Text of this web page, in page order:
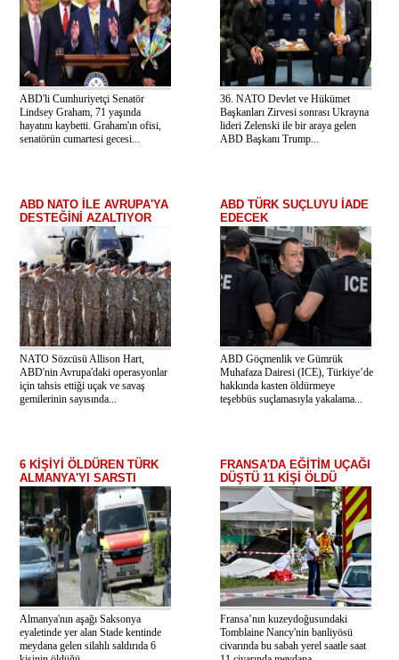
ABD'li Cumhuriyetçi Senatör
Lindsey Graham, 71 yaşında
hayatını kaybetti. Graham'ın ofisi,
senatörün cumartesi gecesi...
36. NATO Devlet ve Hükümet
Başkanları Zirvesi sonrası Ukrayna
lideri Zelenski ile bir araya gelen
ABD Başkanı Trump...
ABD NATO İLE AVRUPA'YA
DESTEĞİNİ AZALTIYOR
NATO Sözcüsü Allison Hart,
ABD'nin Avrupa'daki operasyonlar
için tahsis ettiği uçak ve savaş
gemilerinin sayısında...
ABD TÜRK SUÇLUYU İADE
EDECEK
ABD Göçmenlik ve Gümrük
Muhafaza Dairesi (ICE), Türkiye’de
hakkında kasten öldürmeye
teşebbüs suçlamasıyla yakalama...
6 KİŞİYİ ÖLDÜREN TÜRK
ALMANYA'YI SARSTI
Almanya'nın aşağı Saksonya
eyaletinde yer alan Stade kentinde
meydana gelen silahlı saldırıda 6
FRANSA'DA EĞİTİM UÇAĞI
DÜŞTÜ 11 KİŞİ ÖLDÜ
Fransa’nın kuzeydoğusundaki
Tomblaine Nancy'nin banliyösü
civarında bu sabah yerel saatle saat